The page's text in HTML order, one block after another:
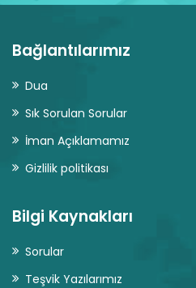
Bağlantılarımız
Dua
Sık Sorulan Sorular
İman Açıklamamız
Gizlilik politikası
Bilgi Kaynakları
Sorular
Teşvik Yazılarımız